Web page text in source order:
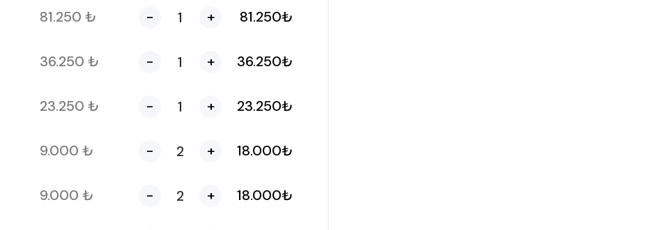
81.250 ₺ - + 81.250₺
36.250 ₺ - + 36.250₺
23.250 ₺ - + 23.250₺
9.000 ₺ - + 18.000₺
9.000 ₺ - + 18.000₺